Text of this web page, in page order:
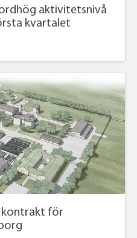
aktivitetsnivå
kvartalet
kontrakt för